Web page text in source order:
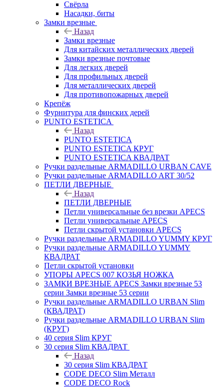
Свёрла
Насадки, биты
Замки врезные
Назад
Замки врезные
Для китайских металлических дверей
Замки врезные почтовые
Для легких дверей
Для профильных дверей
Для металлических дверей
Для противопожарных дверей
Крепёж
Фурнитура для финских дерей
PUNTO ESTETICA
Назад
PUNTO ESTETICA
PUNTO ESTETICA КРУГ
PUNTO ESTETICA КВАДРАТ
Ручки раздельные ARMADILLO URBAN CAVE
Ручки раздельные ARMADILLO ART 30/52
ПЕТЛИ ДВЕРНЫЕ
Назад
ПЕТЛИ ДВЕРНЫЕ
Петли универсальные без врезки APECS
Петли универсальные APECS
Петли скрытой установки APECS
Ручки раздельные ARMADILLO YUMMY КРУГ
Ручки раздельные ARMADILLO YUMMY
КВАДРАТ
Петли скрытой установки
УПОРЫ APECS 007 КОЗЬЯ НОЖКА
ЗАМКИ ВРЕЗНЫЕ APECS Замки врезные 53
серии Замки врезные 53 серии
Ручки раздельные ARMADILLO URBAN Slim
(КВАДРАТ)
Ручки раздельные ARMADILLO URBAN Slim
(КРУГ)
40 серия Slim КРУГ
30 серия Slim КВАДРАТ
Назад
30 серия Slim КВАДРАТ
CODE DECO Slim Металл
CODE DECO Rock